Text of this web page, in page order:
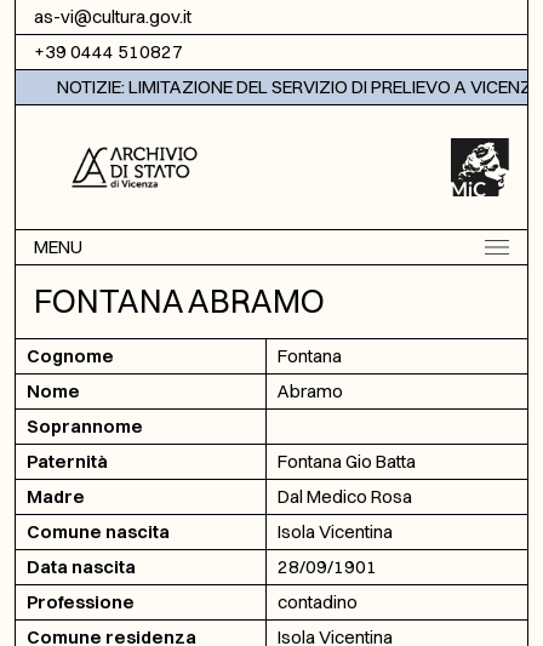
Vai al contenuto
as-vi@cultura.gov.it
+39 0444 510827
NOTIZIE: LIMITAZIONE DEL SERVIZIO DI PRELIEVO A VICENZA
MENU
FONTANA ABRAMO
Cognome
Fontana
Nome
Abramo
Soprannome
Paternità
Fontana Gio Batta
Madre
Dal Medico Rosa
Comune nascita
Isola Vicentina
Data nascita
28/09/1901
Professione
contadino
Comune residenza
Isola Vicentina